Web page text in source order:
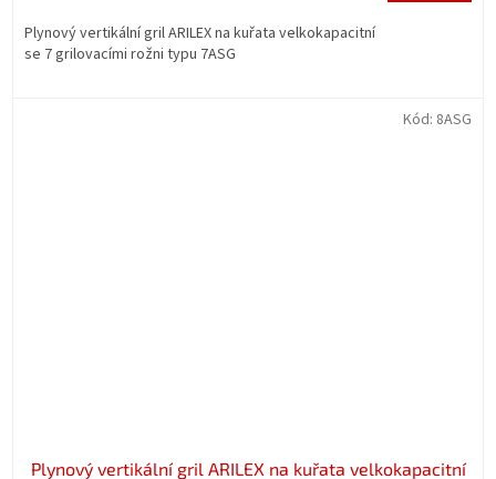
Plynový vertikální gril ARILEX na kuřata velkokapacitní
se 7 grilovacími rožni typu 7ASG
Plynový vertikální gril ARILEX na kuřata velkokapacitní
Kód: 8ASG